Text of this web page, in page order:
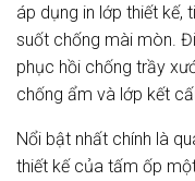
áp dụng in lớp thiết kế,
suốt chống mài mòn.
phục hồi chống trầy
chống ẩm và lớp kết
Nổi bật nhất chính là
thiết kế của tấm ốp